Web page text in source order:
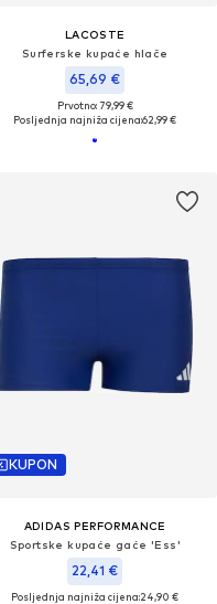
LACOSTE
Surferske kupaće hlače
65,69 €
Prvotno: 79,99 €
Posljednja najniža cijena:62,99 €
KUPON
ADIDAS PERFORMANCE
Sportske kupaće gaće 'Ess'
22,41 €
Posljednja najniža cijena:24,90 €